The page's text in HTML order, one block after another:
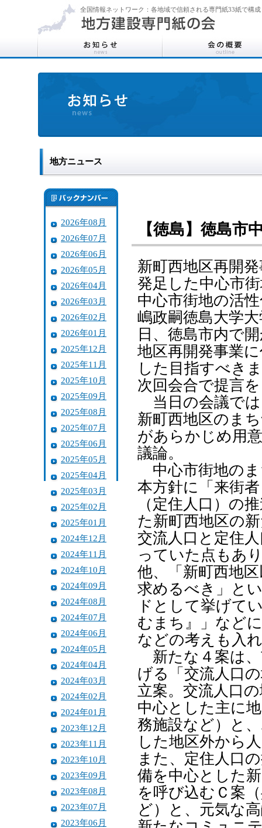
全国情報ネットワーク：各地域で信頼される専門紙33紙で構成
地方ニュース
2026年08月
2026年07月
2026年06月
2026年05月
2026年04月
2026年03月
2026年02月
2026年01月
2025年12月
2025年11月
2025年10月
2025年09月
2025年08月
2025年07月
2025年06月
2025年05月
2025年04月
2025年03月
2025年02月
2025年01月
2024年12月
2024年11月
2024年10月
2024年09月
2024年08月
2024年07月
2024年06月
2024年05月
2024年04月
2024年03月
2024年02月
2024年01月
2023年12月
2023年11月
2023年10月
2023年09月
2023年08月
2023年07月
2023年06月
【徳島】徳島
新町西地区再開
発足した中心市
中心市街地の活
嶋政嗣徳島大学
日、徳島市内で
地区再開発事業
した目指すべき
次回会合で提言
当日の会議では
新町西地区のま
があらかじめ用
議論。
中心市街地の
本方針に「来街
（定住人口）の
た新町西地区の
交流人口と定住
っていた点もあ
他、「新町西地
求めるべき」と
ドとして挙げて
むまち』」など
などの考えも入
新たな４案は、
げる「交流人口
立案。交流人口
中心とした主に
務施設など）と
した地区外から
また、定住人口
備を中心とした
を呼び込むＣ案
ど）と、元気な